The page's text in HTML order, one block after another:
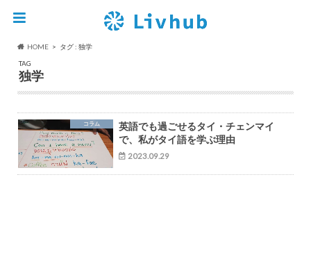
HOME
タグ : 独学
TAG
独学
コラム
英語でも過ごせるタイ・チェンマイ
で、私がタイ語を学ぶ理由
2023.09.29